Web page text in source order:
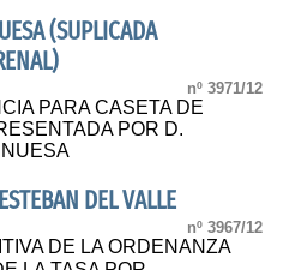
(SUPLICADA
nº 3971/12
PARA CASETA DE
POR D.
DEL VALLE
nº 3967/12
DE LA ORDENANZA